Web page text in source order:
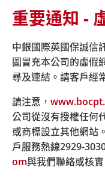
重要通知 -
中銀國際英國保誠信
圖冒充本公司的虛假
尋及連結。請客戶經
請注意，
公司從沒有授權任何
或商標設立其他網站
戶服務熱線2929-
om與我們聯絡或核
月 至 2017
年3月